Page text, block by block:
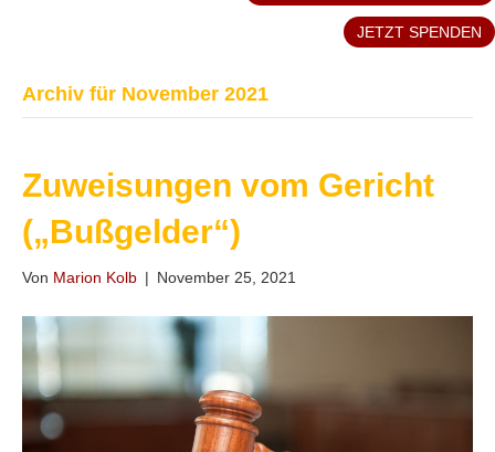
JETZT SPENDEN
Archiv für November 2021
Zuweisungen vom Gericht
(„Bußgelder“)
Von Marion Kolb | November 25, 2021